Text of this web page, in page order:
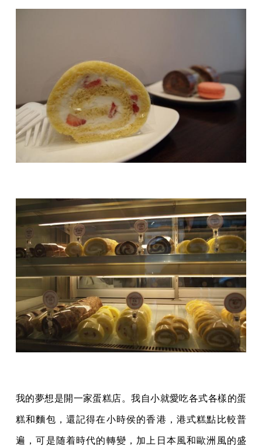
我的夢想是開一家蛋糕店。我自小就愛吃各式各樣的蛋
糕和麵包，還記得在小時侯的香港，港式糕點比較普
遍，可是随着時代的轉變，加上日本風和歐洲風的盛